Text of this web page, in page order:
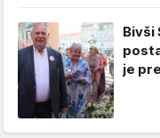
Bivši
je